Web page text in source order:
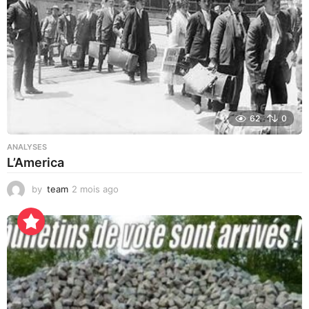
62 0
ANALYSES
L’America
by team 2 mois ago
u
r
s
a
g
o